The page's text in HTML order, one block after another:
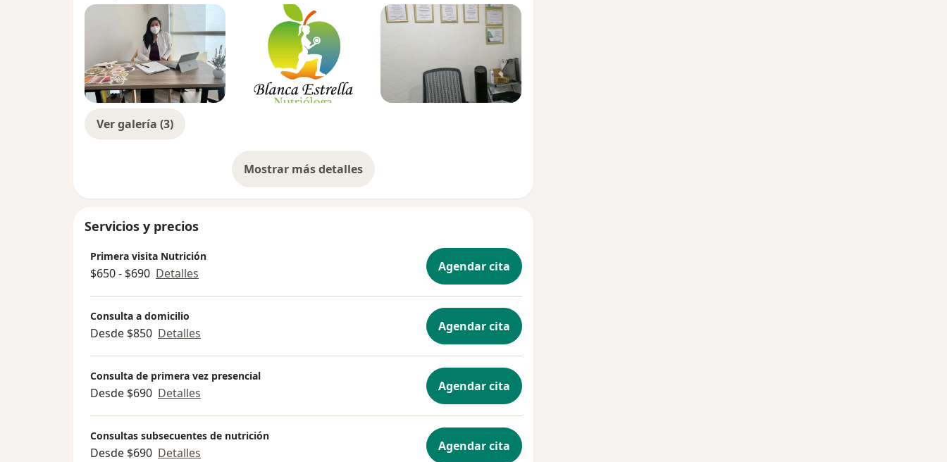
Ver galería (3)
Mostrar más detalles
sobre la experiencia
Servicios y precios
Primera visita Nutrición
$650 - $690 Detalles Agendar cita
Consulta a domicilio
Desde $850 Detalles Agendar cita
Consulta de primera vez presencial
Desde $690 Detalles Agendar cita
Consultas subsecuentes de nutrición
Desde $690 Detalles Agendar cita